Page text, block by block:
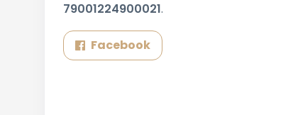
79001224900021.
Facebook